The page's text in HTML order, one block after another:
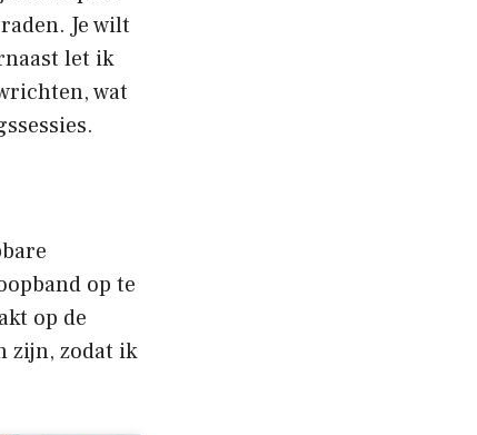
Je wilt
let ik
wat
op te
op de
zijn, zodat ik